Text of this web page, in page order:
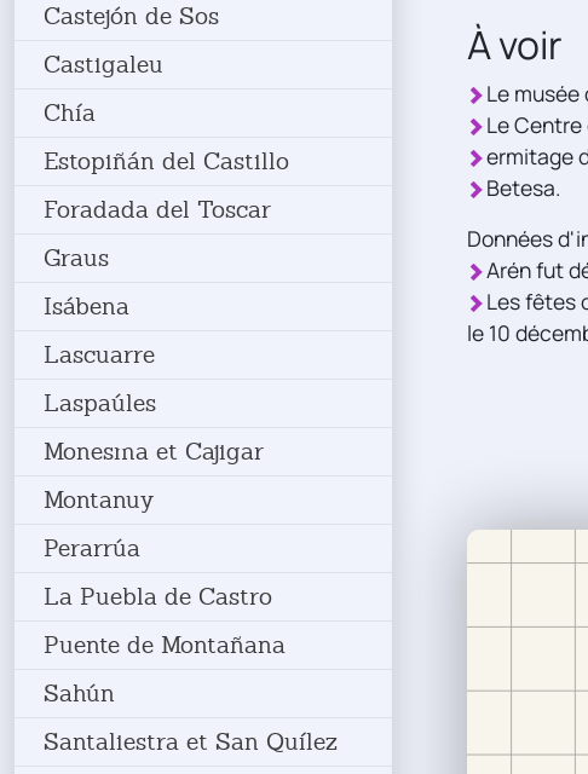
Castejón de Sos
Castigaleu
Chía
Estopiñán del Castillo
Foradada del Toscar
Graus
Isábena
Lascuarre
Laspaúles
Monesma et Cajigar
Montanuy
Perarrúa
La Puebla de Castro
Puente de Montañana
Sahún
Santaliestra et San Quílez
À voir
Le musée
Le
ermitage
Betesa.
Données
Arén fut
Les fêtes
le 10